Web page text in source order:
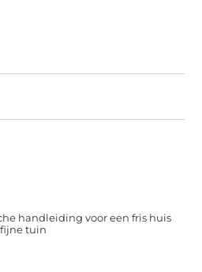
handleiding voor een fris huis
tuin